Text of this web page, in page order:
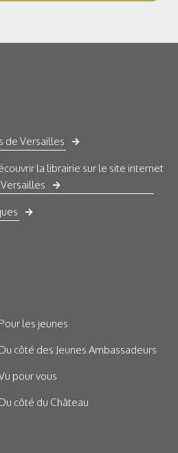
de Versailles
la librairie sur le site internet
Pour les jeunes
Du côté des Jeunes Ambassadeurs
pour vous
Du côté du Château